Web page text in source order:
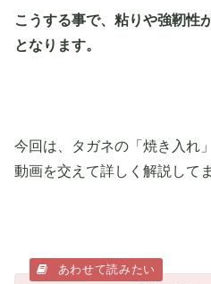
こうする事で、粘りや強靭性
となります。
今回は、タガネの「焼き入れ
動画を交えて詳しく解説して